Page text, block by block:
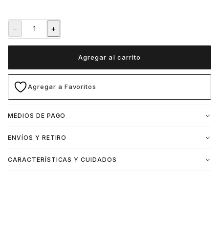
− +
Agregar al carrito
Agregar a Favoritos
MEDIOS DE PAGO
ENVÍOS Y RETIRO
CARACTERÍSTICAS Y CUIDADOS